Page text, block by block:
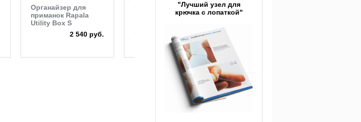
Органайзер для
приманок Rapala
Utility Box S
2 540 руб.
пластиковая
Sealed medium
1 600 руб.
Коробка
пластиковая
"Лучший узел для
крючка с лопаткой"